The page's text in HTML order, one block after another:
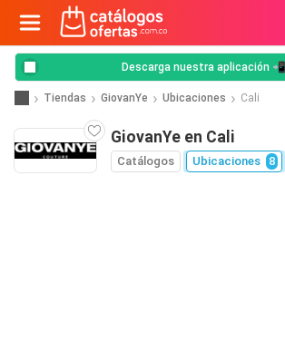
Descarga nuestra aplicación 📲
Tiendas GiovanYe Ubicaciones Cali
GiovanYe en Cali
Catálogos Ubicaciones 8